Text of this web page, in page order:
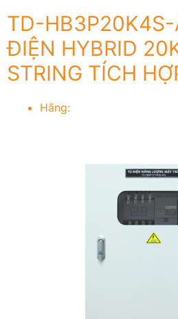
TD-HB3P20K4S-
ĐIỆN HYBRID
STRING TÍCH
Hãng: